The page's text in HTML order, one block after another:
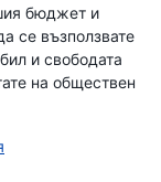
бюджет и
се възползвате
и свободата
на обществен